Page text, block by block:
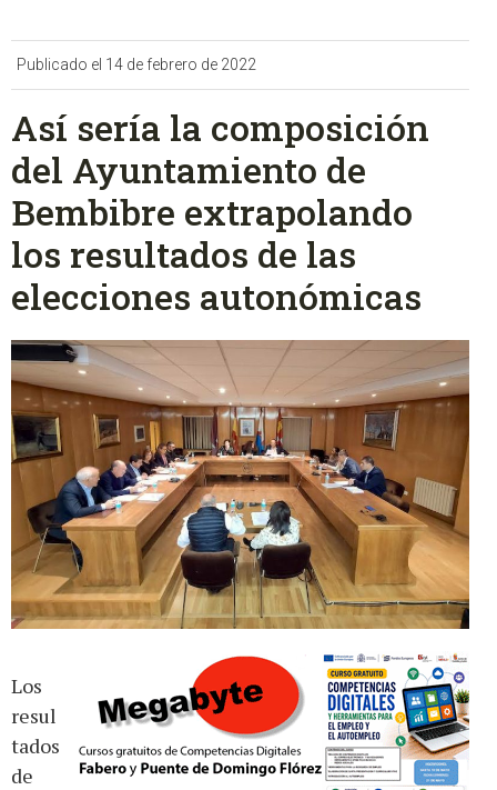
Publicado el 14 de febrero de 2022
Así sería la composición
del Ayuntamiento de
Bembibre extrapolando
los resultados de las
elecciones autonómicas
Los
resul
tados
de